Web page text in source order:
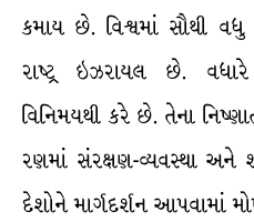
કમાય છે. વિશ્વમાં સૌથી વધુ
રાષ્ટ્ર ઇઝરાયલ છે. વધારે
વિનિમયથી કરે છે. તેના
રણમાં સંરક્ષણ-વ્યવસ્થા અને
દેશોને માર્ગદર્શન આપવામાં